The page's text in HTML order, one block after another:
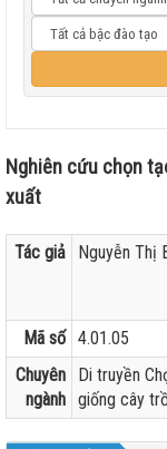
Nghiên cứu chọn
xuất
Tác giả Nguyễn Thị
Mã số 4.01.05
Chuyên
ngành
Di truyền
giống cây